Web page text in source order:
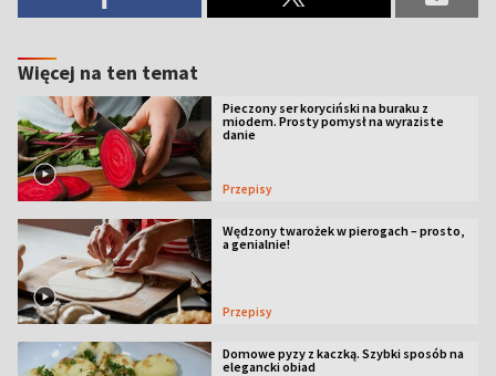
Więcej na ten temat
Pieczony ser koryciński na buraku z
miodem. Prosty pomysł na wyraziste
danie
Przepisy
Wędzony twarożek w pierogach – prosto,
a genialnie!
Przepisy
Domowe pyzy z kaczką. Szybki sposób na
elegancki obiad